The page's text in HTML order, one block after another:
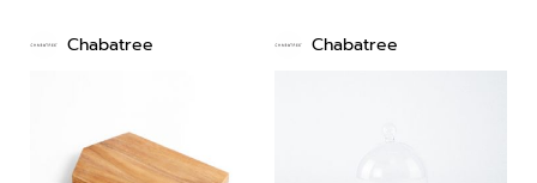
Chabatree Chabatree